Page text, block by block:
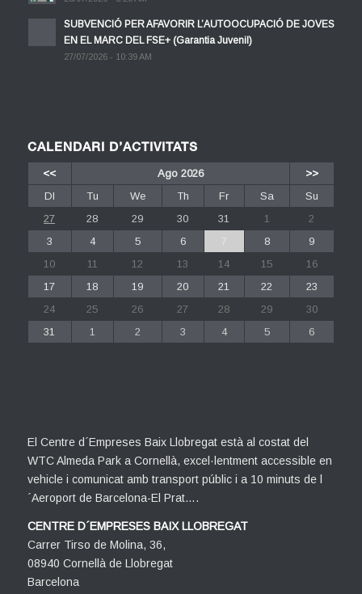
SUBVENCIÓ PER AFAVORIR L’AUTOOCUPACIÓ DE JOVES
EN EL MARC DEL FSE+ (Garantia Juvenil)
27/07/2026 - 10:39 AM
CALENDARI D’ACTIVITATS
<< Ago 2026
>>
Dl
Tu We Th Fr Sa
Su
27
28 29 30 31 1
2
3
4 5 6 7 8
9
10
11 12 13 14 15
16
17
18 19 20 21 22
23
24
25 26 27 28 29
30
31
1 2 3 4 5 6
El Centre d´Empreses Baix Llobregat està al costat del
WTC Almeda Park a Cornellà, excel·lentment accessible en
vehicle i comunicat amb transport públic i a 10 minuts de l
´Aeroport de Barcelona-El Prat….
CENTRE D´EMPRESES BAIX LLOBREGAT
Carrer Tirso de Molina, 36,
08940 Cornellà de Llobregat
Barcelona